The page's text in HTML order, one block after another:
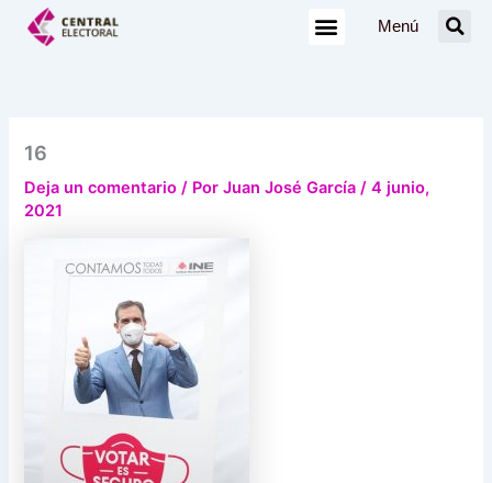
Menú
16
Deja un comentario / PorJuan José García/4 junio,
2021